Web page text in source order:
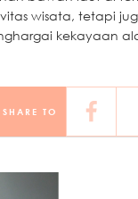
wisata, tetapi
kekayaan
SHARE TO